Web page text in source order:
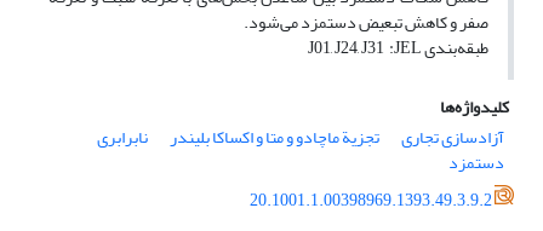
صفر و کاهش تبعیض دستمزد می‌شود.
طبقهبندیJEL
:
J01, J24, J31
کلیدواژه‌ها
آزادسازی تجاری
تجزیة ماچادو و متا و اکساکا بلیندر نابرابری
دستمزد
20.1001.1.00398969.1393.49.3.9.2